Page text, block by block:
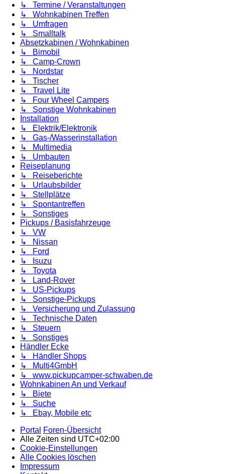
↳ Termine / Veranstaltungen
↳ Wohnkabinen Treffen
↳ Umfragen
↳ Smalltalk
Absetzkabinen / Wohnkabinen
↳ Bimobil
↳ Camp-Crown
↳ Nordstar
↳ Tischer
↳ Travel Lite
↳ Four Wheel Campers
↳ Sonstige Wohnkabinen
Installation
↳ Elektrik/Elektronik
↳ Gas-/Wasserinstallation
↳ Multimedia
↳ Umbauten
Reiseplanung
↳ Reiseberichte
↳ Urlaubsbilder
↳ Stellplätze
↳ Spontantreffen
↳ Sonstiges
Pickups / Basisfahrzeuge
↳ VW
↳ Nissan
↳ Ford
↳ Isuzu
↳ Toyota
↳ Land-Rover
↳ US-Pickups
↳ Sonstige-Pickups
↳ Versicherung und Zulassung
↳ Technische Daten
↳ Steuern
↳ Sonstiges
Händler Ecke
↳ Händler Shops
↳ Multi4GmbH
↳ www.pickupcamper-schwaben.de
Wohnkabinen An und Verkauf
↳ Biete
↳ Suche
↳ Ebay, Mobile etc
Portal
Foren-Übersicht
Alle Zeiten sind UTC+02:00
Cookie-Einstellungen
Alle Cookies löschen
Impressum